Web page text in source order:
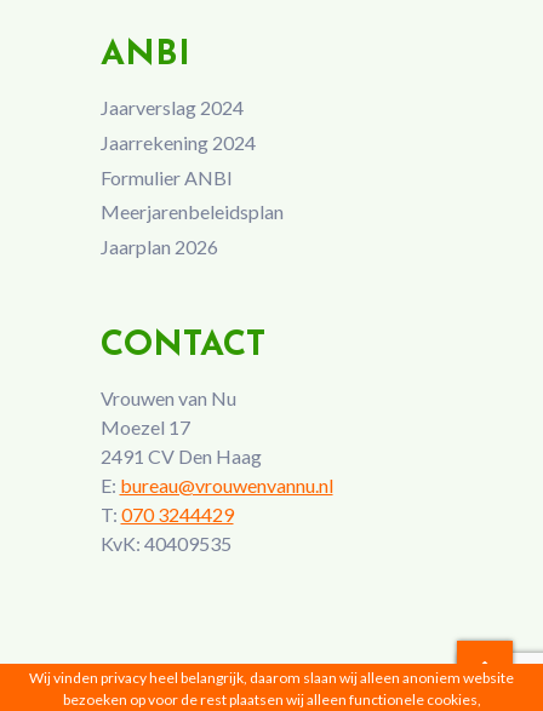
ANBI
Jaarverslag 2024
Jaarrekening 2024
Formulier ANBI
Meerjarenbeleidsplan
Jaarplan 2026
CONTACT
Vrouwen van Nu
Moezel 17
2491 CV Den Haag
E: bureau@vrouwenvannu.nl
T: 070 3244429
KvK: 40409535
Wij vinden privacy heel belangrijk, daarom slaan wij alleen anoniem website
bezoeken op voor de rest plaatsen wij alleen functionele cookies,